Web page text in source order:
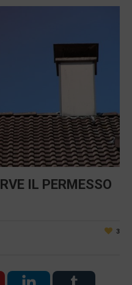
IL PERMESSO
3